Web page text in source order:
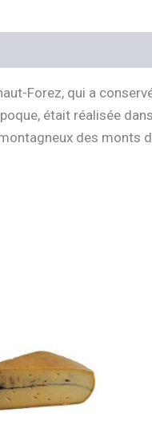
Forez, qui a
était réalisée
des monts